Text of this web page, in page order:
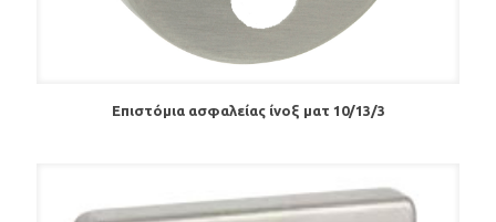
Επιστόμια ασφαλείας ίνοξ ματ 10/13/3